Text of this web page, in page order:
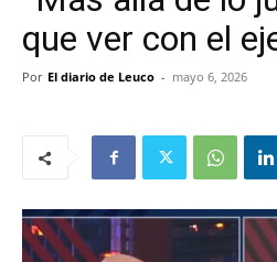
que ver con el
Por El diario de Leuco - mayo 6, 2026